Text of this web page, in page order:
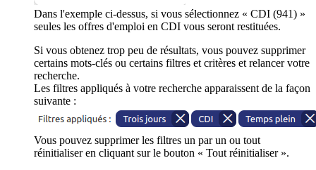
Dans l'exemple ci-dessus, si vous sélectionnez « CDI (941) »
seules les offres d'emploi en CDI vous seront restituées.
Si vous obtenez trop peu de résultats, vous pouvez supprimer
certains mots-clés ou certains filtres et critères et relancer votre
recherche.
Les filtres appliqués à votre recherche apparaissent de la façon
suivante :
Vous pouvez supprimer les filtres un par un ou tout
réinitialiser en cliquant sur le bouton « Tout réinitialiser ».